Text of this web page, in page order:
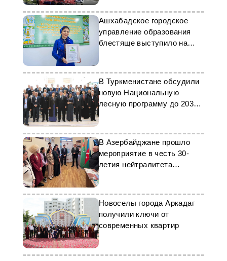
Ашхабадское городское
управление образования
блестяще выступило на
В Туркменистане обсудили
новую Национальную
лесную программу до 2030
года
В Азербайджане прошло
мероприятие в честь 30-
летия нейтралитета
Туркменистана
Новоселы города Аркадаг
получили ключи от
современных квартир